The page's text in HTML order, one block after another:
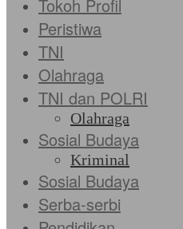
Tokoh Profil
Peristiwa
TNI
Olahraga
TNI dan POLRI
Olahraga
Sosial Budaya
Kriminal
Sosial Budaya
Serba-serbi